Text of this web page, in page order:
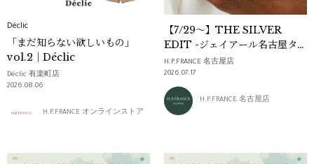
Déclic
「まだ知らない欲しいもの」
vol.2｜Déclic
Déclic 有楽町店
2026.08.06
H.P.FRANCE オンラインストア
【7/29～】THE SILVER
EDIT -ジェイアール名古屋タカ
シマヤにてPOP UPを開催
H.P.FRANCE 名古屋店
2026.07.17
H.P.FRANCE 名古屋店